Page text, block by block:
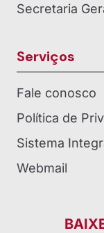
Secretaria
Serviços
Fale conosco
Política de
Sistema
Webmail